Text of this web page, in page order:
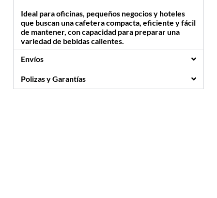
Ideal para oficinas, pequeños negocios y hoteles
que buscan una cafetera compacta, eficiente y fácil
de mantener, con capacidad para preparar una
variedad de bebidas calientes.
Envíos
Polizas y Garantías